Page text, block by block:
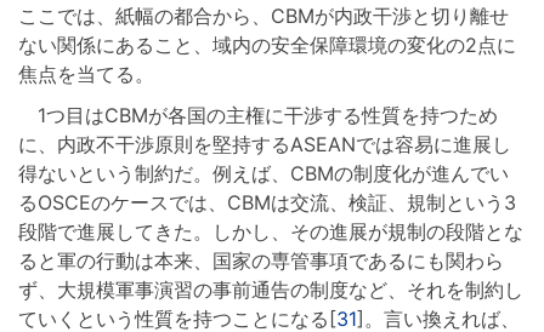
ここでは、紙幅の都合から、CBMが内政干渉と切り離せ
ない関係にあること、域内の安全保障環境の変化の2点に
焦点を当てる。
1つ目はCBMが各国の主権に干渉する性質を持つため
に、内政不干渉原則を堅持するASEANでは容易に進展し
得ないという制約だ。例えば、CBMの制度化が進んでい
るOSCEのケースでは、CBMは交流、検証、規制という3
段階で進展してきた。しかし、その進展が規制の段階とな
ると軍の行動は本来、国家の専管事項であるにも関わら
ず、大規模軍事演習の事前通告の制度など、それを制約し
ていくという性質を持つことになる[31]。言い換えれば、